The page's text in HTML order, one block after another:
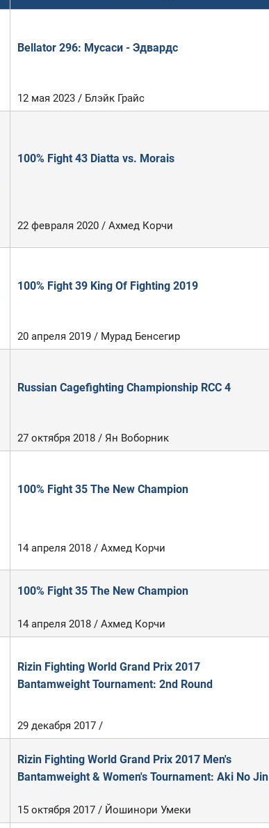
Bellator 296: Мусаси - Эдвардс
12 мая 2023 / Блэйк Грайс
100% Fight 43 Diatta vs. Morais
22 февраля 2020 / Ахмед Корчи
100% Fight 39 King Of Fighting 2019
20 апреля 2019 / Мурад Бенсегир
Russian Cagefighting Championship RCC 4
27 октября 2018 / Ян Воборник
100% Fight 35 The New Champion
14 апреля 2018 / Ахмед Корчи
100% Fight 35 The New Champion
14 апреля 2018 / Ахмед Корчи
Rizin Fighting World Grand Prix 2017
Bantamweight Tournament: 2nd Round
29 декабря 2017 /
Rizin Fighting World Grand Prix 2017 Men's
Bantamweight & Women's Tournament: Aki No Jin
15 октября 2017 / Йошинори Умеки